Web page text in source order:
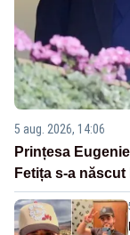
5 aug. 2026, 14:06
Prințesa
Fetița s-a